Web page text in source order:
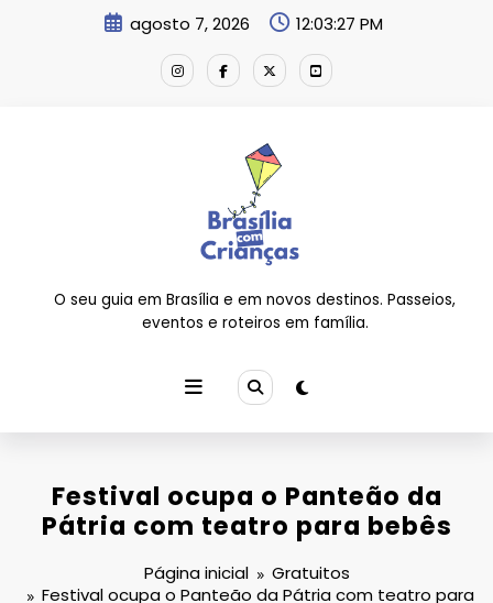
agosto 7, 2026 12:03:27 PM
O seu guia em Brasília e em novos destinos. Passeios,
eventos e roteiros em família.
Festival ocupa o Panteão da
Pátria com teatro para bebês
Página inicial
Gratuitos
Festival ocupa o Panteão da Pátria com teatro para